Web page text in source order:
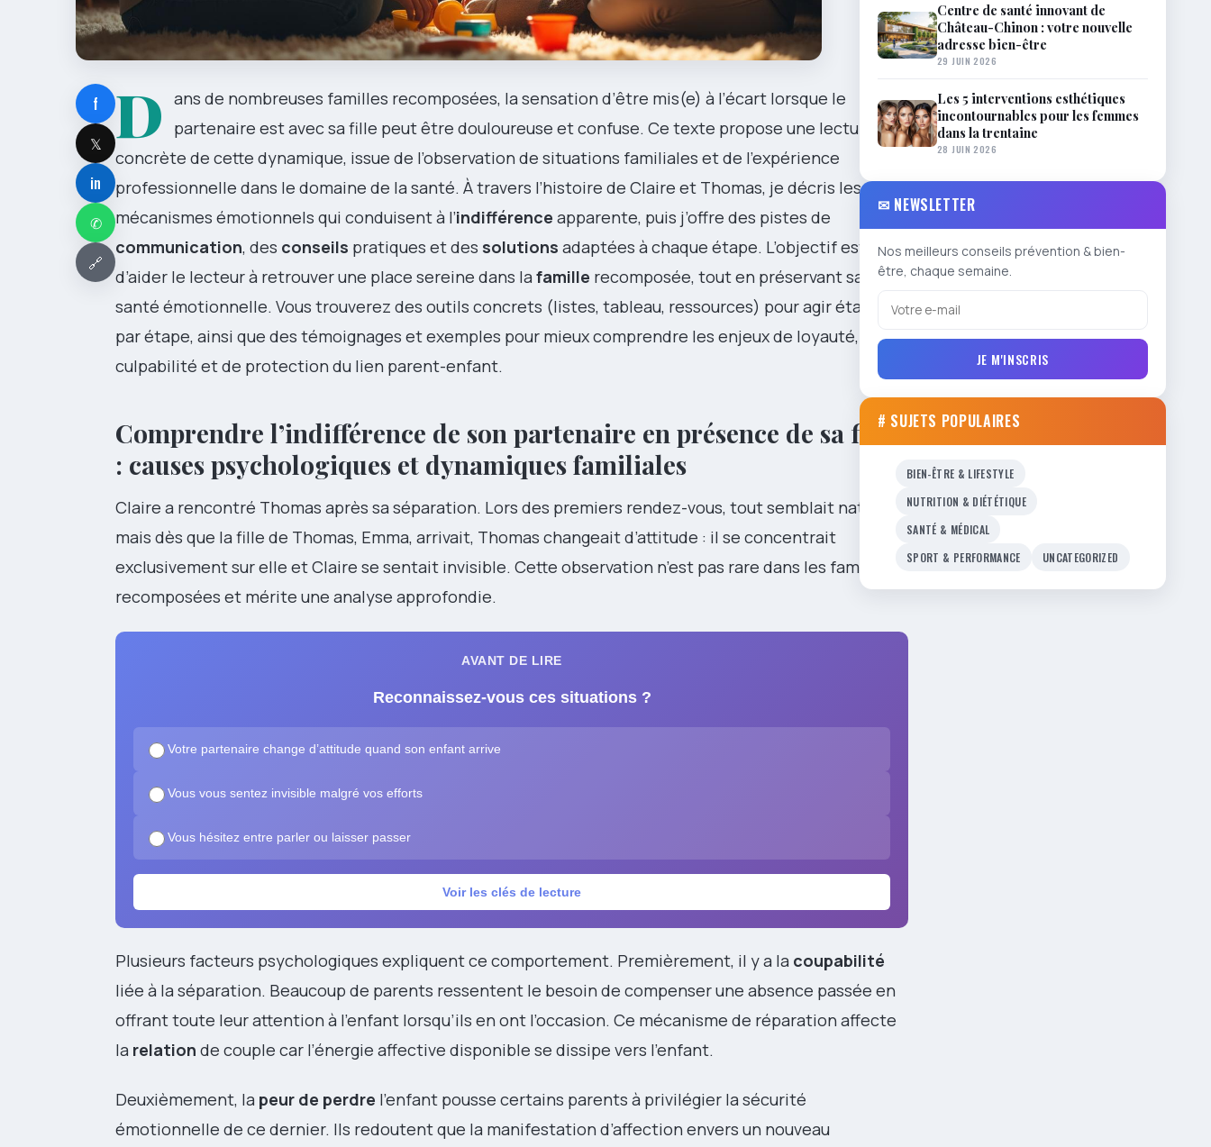
f
𝕏
in
✆
🔗
D ans de nombreuses familles recomposées, la sensation d’être mis(e) à l’écart lorsque le
partenaire est avec sa fille peut être douloureuse et confuse. Ce texte propose une lecture
concrète de cette dynamique, issue de l’observation de situations familiales et de l’expérience
professionnelle dans le domaine de la santé. À travers l’histoire de Claire et Thomas, je décris les
mécanismes émotionnels qui conduisent à l’indifférence apparente, puis j’offre des pistes de
communication, des conseils pratiques et des solutions adaptées à chaque étape. L’objectif est
d’aider le lecteur à retrouver une place sereine dans la famille recomposée, tout en préservant sa
santé émotionnelle. Vous trouverez des outils concrets (listes, tableau, ressources) pour agir étape
par étape, ainsi que des témoignages et exemples pour mieux comprendre les enjeux de loyauté, de
culpabilité et de protection du lien parent-enfant.
Comprendre l’indifférence de son partenaire en présence de sa fille
: causes psychologiques et dynamiques familiales
Claire a rencontré Thomas après sa séparation. Lors des premiers rendez-vous, tout semblait naturel,
mais dès que la fille de Thomas, Emma, arrivait, Thomas changeait d’attitude : il se concentrait
exclusivement sur elle et Claire se sentait invisible. Cette observation n’est pas rare dans les familles
recomposées et mérite une analyse approfondie.
AVANT DE LIRE
Reconnaissez-vous ces situations ?
Votre partenaire change d’attitude quand son enfant arrive
Vous vous sentez invisible malgré vos efforts
Vous hésitez entre parler ou laisser passer
Voir les clés de lecture
Plusieurs facteurs psychologiques expliquent ce comportement. Premièrement, il y a la coupabilité
liée à la séparation. Beaucoup de parents ressentent le besoin de compenser une absence passée en
offrant toute leur attention à l’enfant lorsqu’ils en ont l’occasion. Ce mécanisme de réparation affecte
la relation de couple car l’énergie affective disponible se dissipe vers l’enfant.
Deuxièmement, la peur de perdre l’enfant pousse certains parents à privilégier la sécurité
émotionnelle de ce dernier. Ils redoutent que la manifestation d’affection envers un nouveau
Centre de santé innovant de
Château-Chinon : votre nouvelle
adresse bien-être
29 JUIN 2026
Les 5 interventions esthétiques
incontournables pour les femmes
dans la trentaine
28 JUIN 2026
✉ NEWSLETTER
Nos meilleurs conseils prévention & bien-
être, chaque semaine.
JE M'INSCRIS
# SUJETS POPULAIRES
BIEN-ÊTRE & LIFESTYLE
NUTRITION & DIÉTÉTIQUE
SANTÉ & MÉDICAL
SPORT & PERFORMANCE
UNCATEGORIZED